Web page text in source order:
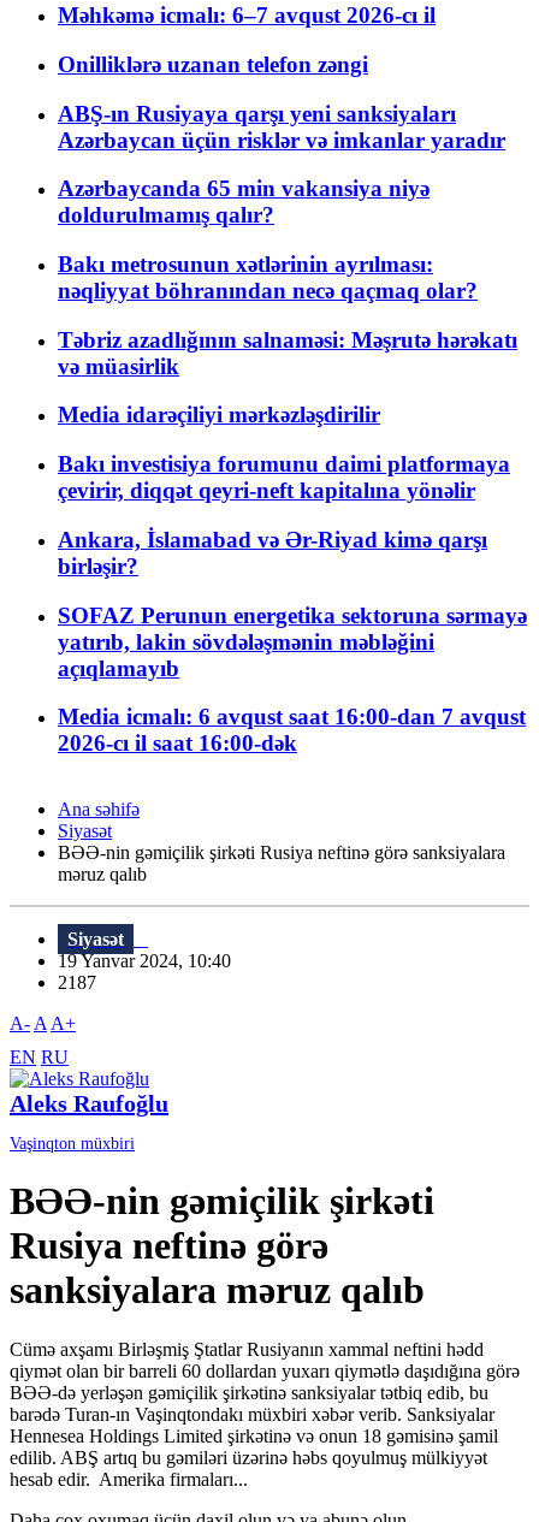
Məhkəmə icmalı: 6–7 avqust 2026-cı il
Onilliklərə uzanan telefon zəngi
ABŞ-ın Rusiyaya qarşı yeni sanksiyaları
Azərbaycan üçün risklər və imkanlar yaradır
Azərbaycanda 65 min vakansiya niyə
doldurulmamış qalır?
Bakı metrosunun xətlərinin ayrılması:
nəqliyyat böhranından necə qaçmaq olar?
Təbriz azadlığının salnaməsi: Məşrutə hərəkatı
və müasirlik
Media idarəçiliyi mərkəzləşdirilir
Bakı investisiya forumunu daimi platformaya
çevirir, diqqət qeyri-neft kapitalına yönəlir
Ankara, İslamabad və Ər-Riyad kimə qarşı
birləşir?
SOFAZ Perunun energetika sektoruna sərmayə
yatırıb, lakin sövdələşmənin məbləğini
açıqlamayıb
Media icmalı: 6 avqust saat 16:00-dan 7 avqust
2026-cı il saat 16:00-dək
Ana səhifə
Siyasət
BƏƏ-nin gəmiçilik şirkəti Rusiya neftinə görə sanksiyalara
məruz qalıb
Siyasət
19 Yanvar 2024, 10:40
2187
A- A A+
EN RU
Aleks Raufoğlu
Vaşinqton müxbiri
BƏƏ-nin gəmiçilik şirkəti
Rusiya neftinə görə
sanksiyalara məruz qalıb
Cümə axşamı Birləşmiş Ştatlar Rusiyanın xammal neftini hədd
qiymət olan bir barreli 60 dollardan yuxarı qiymətlə daşıdığına görə
BƏƏ-də yerləşən gəmiçilik şirkətinə sanksiyalar tətbiq edib, bu
barədə Turan-ın Vaşinqtondakı müxbiri xəbər verib. Sanksiyalar
Hennesea Holdings Limited şirkətinə və onun 18 gəmisinə şamil
edilib. ABŞ artıq bu gəmiləri üzərinə həbs qoyulmuş mülkiyyət
hesab edir. Amerika firmaları...